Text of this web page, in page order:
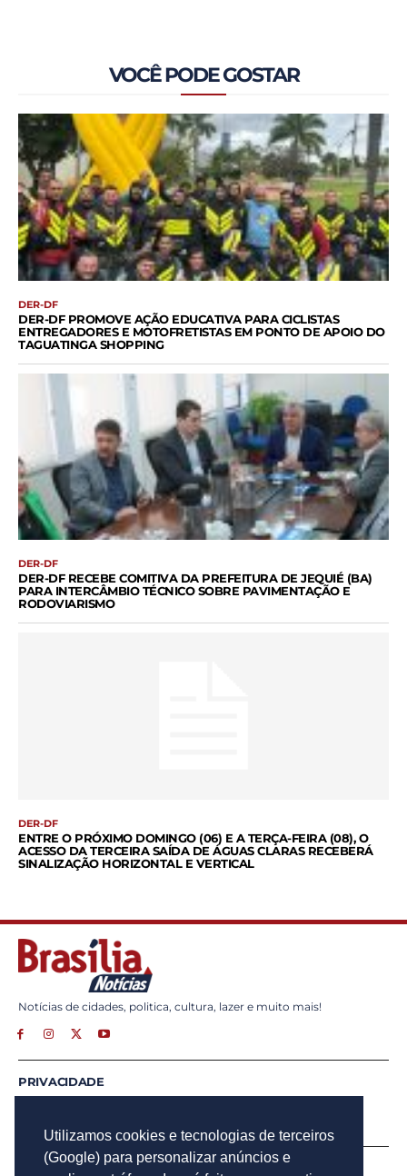
Utilizamos cookies e tecnologias de terceiros
(Google) para personalizar anúncios e
VOCÊ PODE GOSTAR
DER-DF
DER-DF PROMOVE AÇÃO EDUCATIVA PARA CICLISTAS
ENTREGADORES E MOTOFRETISTAS EM PONTO DE APOIO DO
TAGUATINGA SHOPPING
DER-DF
DER-DF RECEBE COMITIVA DA PREFEITURA DE JEQUIÉ (BA)
PARA INTERCÂMBIO TÉCNICO SOBRE PAVIMENTAÇÃO E
RODOVIARISMO
DER-DF
ENTRE O PRÓXIMO DOMINGO (06) E A TERÇA-FEIRA (08), O
ACESSO DA TERCEIRA SAÍDA DE ÁGUAS CLARAS RECEBERÁ
SINALIZAÇÃO HORIZONTAL E VERTICAL
Notícias de cidades, politica, cultura, lazer e muito mais!
PRIVACIDADE
INSCREVA - SE